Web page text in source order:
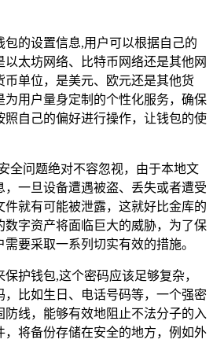
包的设置信息,用户可以根据自己的
太坊网络、比特币网络还是其他网
单位，是美元、欧元还是其他货
为用户量身定制的个性化服务，确保
照自己的偏好进行操作，让钱包的使
全问题绝对不容忽视，由于本地文
一旦设备遭遇被盗、丢失或者遭受
件就有可能被泄露，这就好比金库的
数字资产将面临巨大的威胁，为了保
要采取一系列切实有效的措施。
护钱包,这个密码应该足够复杂，
比如生日、电话号码等，一个强密
线，能够有效地阻止不法分子的入
，将备份存储在安全的地方，例如外